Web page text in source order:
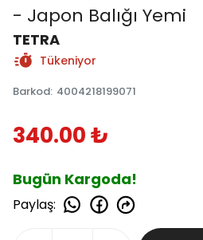
- Japon Balığı Yemi
TETRA
Tükeniyor
Barkod: 4004218199071
340.00 ₺
Bugün Kargoda!
Paylaş: